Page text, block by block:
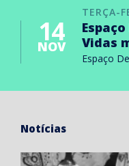
TERÇA-
14
NOV
Vidas
Espaço
Notícias